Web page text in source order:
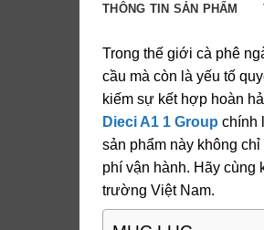
THÔNG TIN SẢN PHẨM
Trong thế giới cà phê
cầu mà còn là yếu tố
kiếm sự kết hợp hoàn
Dieci A1 1 Group chính
sản phẩm này không
phí vận hành. Hãy cùng
trường Việt Nam.